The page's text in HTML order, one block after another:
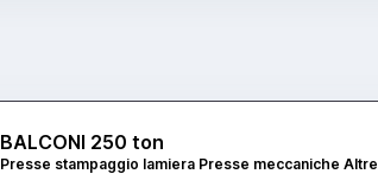
BALCONI 250 ton
Presse stampaggio lamiera Presse meccaniche Altre